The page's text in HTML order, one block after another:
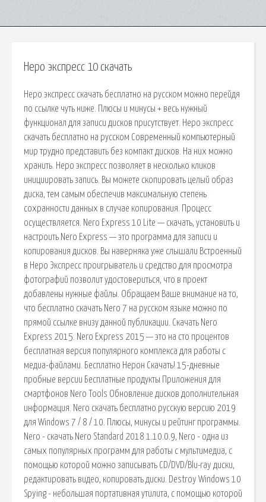
Неро экспресс 10 скачать
Неро экспресс скачать бесплатно на русском можно перейдя
по ссылке чуть ниже. Плюсы и минусы + весь нужный
функционал для записи дисков присутствует. Неро экспресс
скачать бесплатно на русском Современный компьютерный
мир трудно представить без компакт дисков. На них можно
хранить. Неро экспресс позволяет в несколько кликов
инициировать запись. Вы можете скопировать целый образ
диска, тем самым обеспечив максимальную степень
сохранности данных в случае копирования. Процесс
осуществляется. Nero Express 10 Lite — скачать, установить и
настроить Nero Express — это программа для записи и
копирования дисков. Вы наверняка уже слышали Встроенный
в Неро Экспресс проигрыватель и средство для просмотра
фотографий позволит удостовериться, что в проект
добавлены нужные файлы. Обращаем Ваше внимание на то,
что бесплатно скачать Nero 7 на русском языке можно по
прямой ссылке внизу данной публикации. Скачать Nero
Express 2015. Nero Express 2015 — это на сто процентов
бесплатная версия популярного комплекса для работы с
медиа-файлами. Бесплатно Нерон Скачать! 15-дневные
пробные версии Бесплатные продукты Приложения для
смартфонов Nero Tools Обновление дисков дополнительная
информация. Nero скачать бесплатно русскую версию 2019
для Windows 7 / 8 / 10. Плюсы, минусы и рейтинг программы.
Nero - скачать Nero Standard 2018 1.10.0.9, Nero - одна из
самых популярных программ для работы с мультимедиа, с
помощью которой можно записывать CD/DVD/Blu-ray диски,
редактировать видео, копировать диски. Destroy Windows 10
Spying - небольшая портативная утилита, с помощью которой